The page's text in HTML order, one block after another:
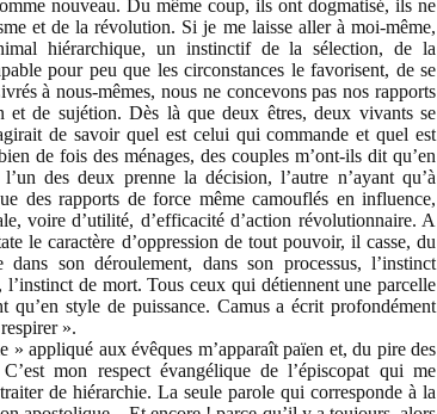
nouveau. Du même coup, ils ont dogmatisé, ils ne
et de la révolution. Si je me laisse aller à moi-même,
hiérarchique, un instinctif de la sélection, de la
pour peu que les circonstances le favorisent, de se
à nous-mêmes, nous ne concevons pas nos rapports
et de sujétion. Dès là que deux êtres, deux vivants se
de savoir quel est celui qui commande et quel est
de fois des ménages, des couples m’ont-ils dit qu’en
des deux prenne la décision, l’autre n’ayant qu’à
des rapports de force même camouflés en influence,
voire d’utilité, d’efficacité d’action révolutionnaire. A
le caractère d’oppression de tout pouvoir, il casse, du
son déroulement, dans son processus, l’instinct
de mort. Tous ceux qui détiennent une parcelle
qu’en style de puissance. Camus a écrit profondément
».
» appliqué aux évêques m’apparaît païen et, du pire des
mon respect évangélique de l’épiscopat qui me
de hiérarchie. La seule parole qui corresponde à la